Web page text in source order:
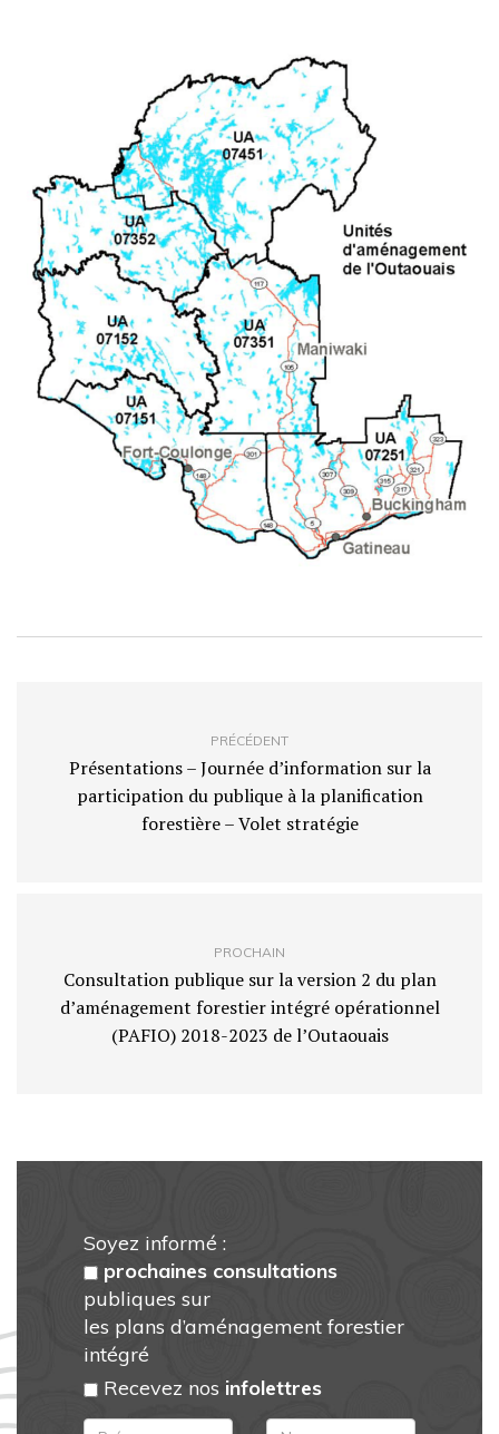
PRÉCÉDENT
Présentations – Journée d’information sur la
participation du publique à la planification
forestière – Volet stratégie
PROCHAIN
Consultation publique sur la version 2 du plan
d’aménagement forestier intégré opérationnel
(PAFIO) 2018-2023 de l’Outaouais
Soyez informé :
prochaines consultations
publiques sur
les plans d’aménagement forestier
intégré
Recevez nos infolettres